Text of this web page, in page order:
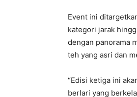
Event ini
kategori jarak
dengan panorama
teh yang asri dan
“Edisi ketiga ini
berlari yang